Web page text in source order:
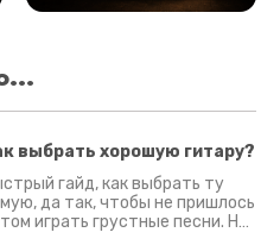
выбрать хорошую гитару?
гайд, как выбрать ту
да так, чтобы не пришлось
играть грустные песни. На